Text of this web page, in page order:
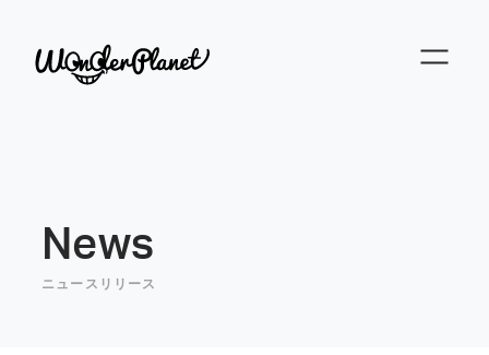
News
ニュースリリース